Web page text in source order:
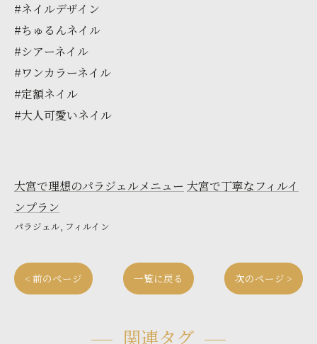
#ネイルデザイン
#ちゅるんネイル
#シアーネイル
#ワンカラーネイル
#定額ネイル
#大人可愛いネイル
大宮で理想のパラジェルメニュー 大宮で丁寧なフィルイ
ンプラン
パラジェル フィルイン
< 前のページ 一覧に戻る 次のページ >